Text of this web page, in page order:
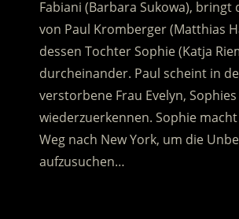
Fabiani (Barbara Sukowa), bringt
von Paul Kromberger (Matthias
dessen Tochter Sophie (Katja
durcheinander. Paul scheint in
verstorbene Frau Evelyn,
wiederzuerkennen. Sophie
Weg nach New York, um die
aufzusuchen…